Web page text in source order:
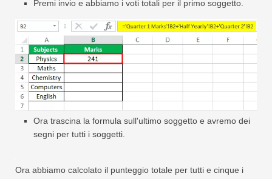
Premi invio e abbiamo i voti totali per il primo soggetto.
Ora trascina la formula sull'ultimo soggetto e avremo dei
segni per tutti i soggetti.
Ora abbiamo calcolato il punteggio totale per tutti e cinque i